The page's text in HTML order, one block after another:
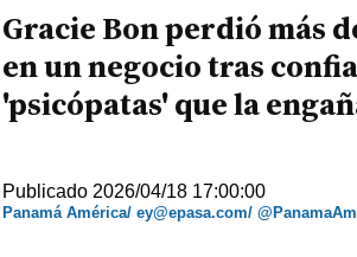
Gracie Bon perdió más
en un negocio tras
'psicópatas' que la
Publicado 2026/04/18 17:00:00
Panamá América/ ey@epasa.com/